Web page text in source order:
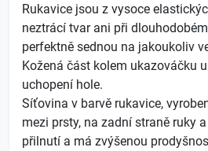
Rukavice jsou z vysoce
neztrácí tvar ani při
perfektně sednou na jakoukoliv
Kožená část kolem ukazováčku
uchopení hole.
Síťovina v barvě rukavice,
mezi prsty, na zadní straně ruky
přilnutí a má zvýšenou